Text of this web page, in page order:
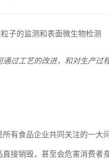
子的监测和表面微生物检测
过工艺的改进，和对生产过
有食品企业共同关注的一大
接销毁，甚至会危害消费者